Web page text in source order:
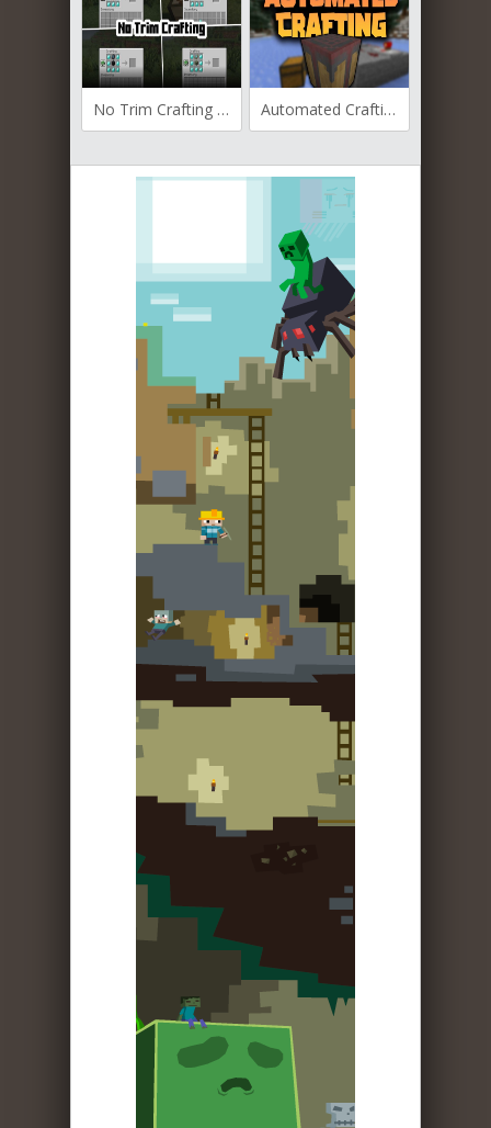
No Trim Crafting для Майнкрафт [1.21.1, 1.21, 1.20.4] Automated Crafting для Майнкрафт [1.21, 1.20.6, 1.20.4]